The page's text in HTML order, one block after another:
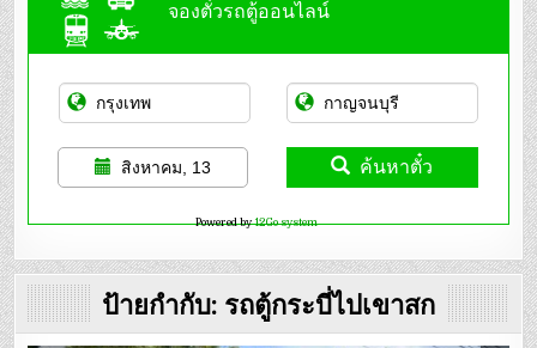
จองตั๋วรถตู้ออนไลน์
สิงหาคม, 13 ค้นหาตั๋ว
Powered by12Go system
ป้ายกำกับ: รถตู้กระบี่ไปเขาสก